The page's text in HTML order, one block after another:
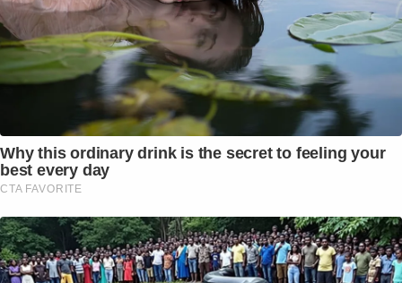
Why this ordinary drink is the secret to feeling your
best every day
CTA FAVORITE